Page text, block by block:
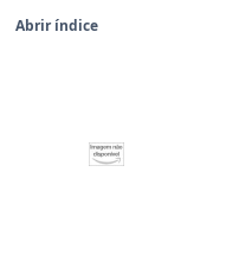
Abrir índice